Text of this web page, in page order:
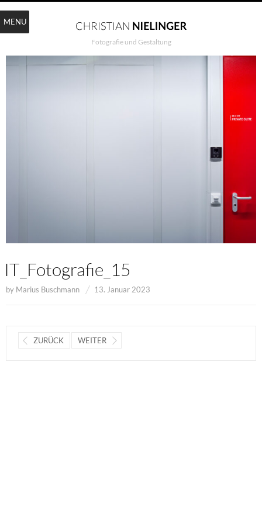
Fotografie und Gestaltung
IT_Fotografie_15
by Marius Buschmann 13. Januar 2023
ZURÜCK WEITER
MENU